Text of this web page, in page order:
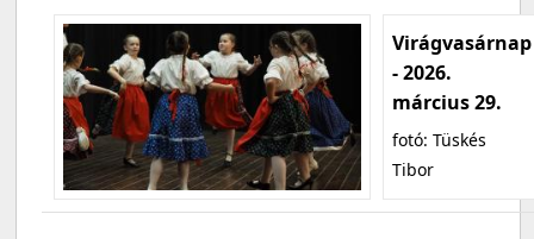
Virágvasárnap
- 2026.
március 29.
fotó: Tüskés
Tibor